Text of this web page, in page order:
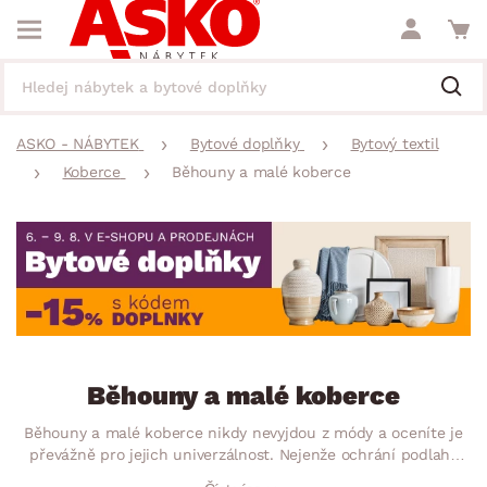
ASKO - NÁBYTEK Bytové doplňky
Bytový textil
Koberce
Běhouny a malé koberce
Běhouny a malé koberce
Běhouny a malé koberce nikdy nevyjdou z módy a oceníte je
převážně pro jejich univerzálnost. Nejenže ochrání podlahy